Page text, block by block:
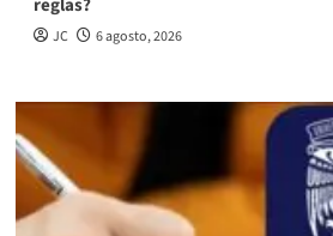
reglas?
JC 6 agosto, 2026